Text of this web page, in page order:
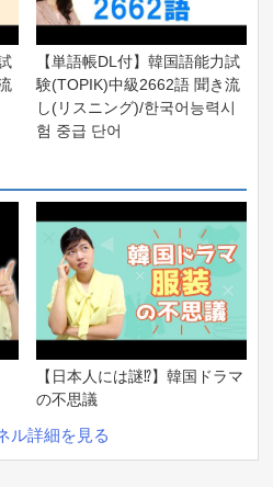
【単語帳DL付】韓国語能力試
験(TOPIK)中級2662語 聞き流
し(リスニング)/한국어능력시
험 중급 단어
【日本人には謎⁉】韓国ドラマ
の不思議
ル詳細を見る